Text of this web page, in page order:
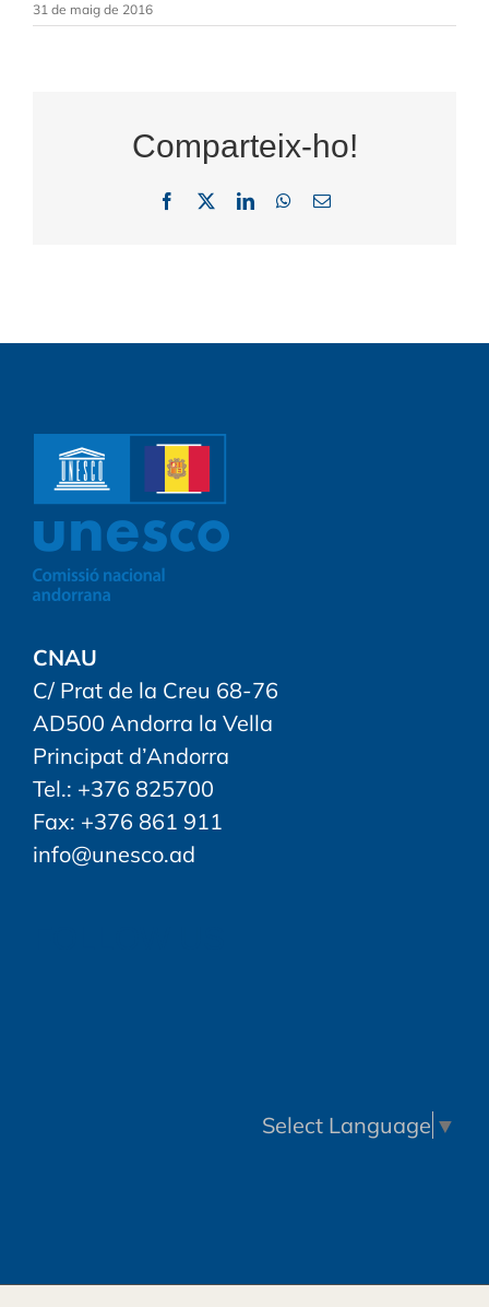
31 de maig de 2016
Comparteix-ho!
Facebook LinkedInWhatsApp
Email:
CNAU
C/ Prat de la Creu 68-76
AD500 Andorra la Vella
Principat d’Andorra
Tel.: +376 825700
Fax: +376 861 911
info@unesco.ad
Select Language ▼